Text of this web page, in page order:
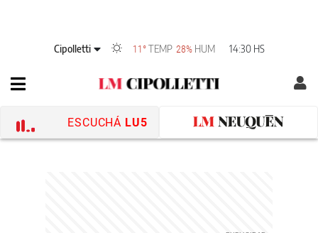
Cipolletti 11° TEMP 28% HUM 14:30 HS
ESCUCHÁ LU5